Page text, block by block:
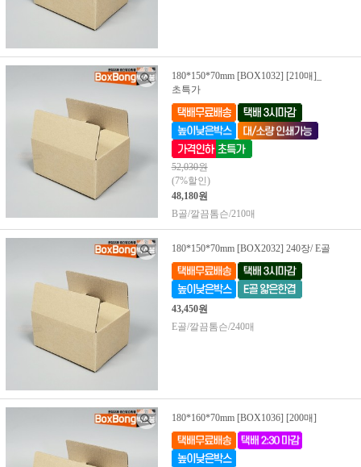
180*150*70mm [BOX1032] [210매]_
초특가
52,030원
(7%할인)
48,180원
B골/깔끔톰슨/210매
180*150*70mm [BOX2032] 240장/ E골
43,450원
E골/깔끔톰슨/240매
180*160*70mm [BOX1036] [200매]